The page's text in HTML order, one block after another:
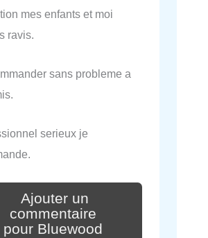
mes enfants et moi
ravis.
sans probleme a
serieux je
Ajouter un
commentaire
pour Bluewood